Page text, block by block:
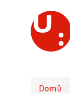
hlavnímu
Domů